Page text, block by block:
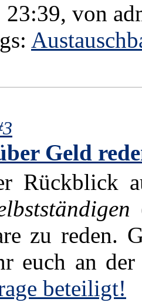
23:39, von
Geld
Rückblick
zu reden.
euch an
beteiligt!